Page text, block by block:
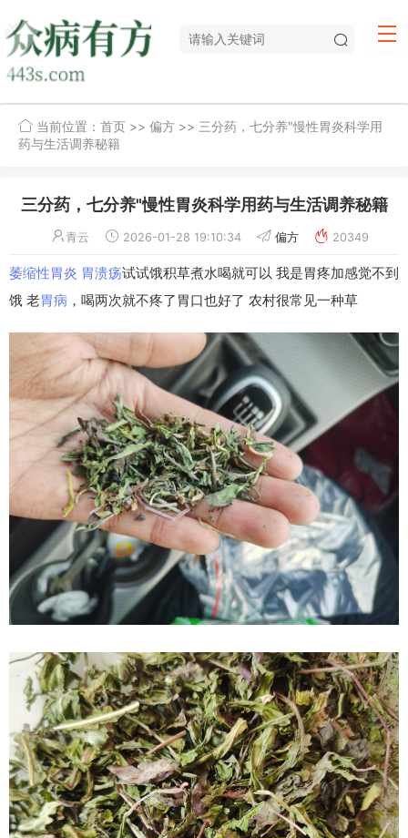
当前位置： 首页 >> 偏方 >> 三分药，七分养"慢性胃炎科学用
药与生活调养秘籍
三分药，七分养"慢性胃炎科学用药与生活调养秘籍
青云 2026-01-28 19:10:34 偏方 20349
萎缩性胃炎 胃溃疡试试饿积草煮水喝就可以 我是胃疼加感觉不到
饿 老胃病 ，喝两次就不疼了胃口也好了 农村很常见一种草